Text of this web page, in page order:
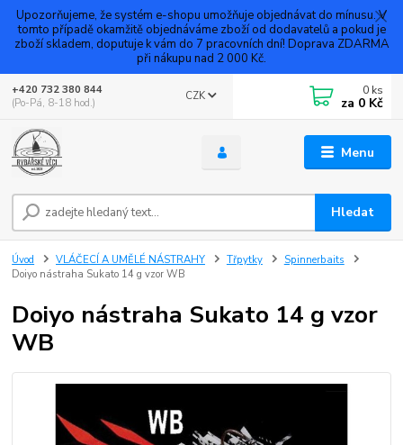
Upozorňujeme, že systém e-shopu umožňuje objednávat do mínusu. V
tomto případě okamžitě objednáváme zboží od dodavatelů a pokud je
zboží skladem, doputuje k vám do 7 pracovních dní! Doprava ZDARMA
při nákupu nad 2 000 Kč.
Menu
CZK
Hledat
+420 732 380 844
(Po-Pá, 8-18 hod.)
0 ks
za 0 Kč
Úvod VLÁČECÍ A UMĚLÉ NÁSTRAHY Třpytky
Spinnerbaits
Doiyo nástraha Sukato 14 g vzor WB
Doiyo nástraha Sukato 14 g vzor
WB